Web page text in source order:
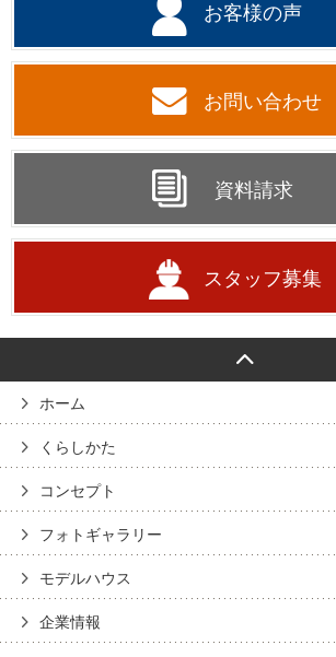
お客様の声
お問い合わせ
資料請求
スタッフ募集
ホーム
くらしかた
コンセプト
フォトギャラリー
モデルハウス
企業情報